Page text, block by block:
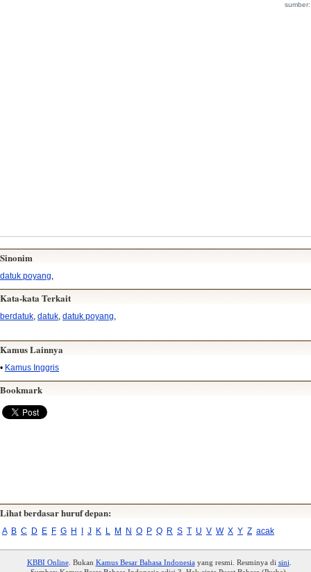
Sinonim
datuk poyang
Kata-kata Terkait
berdatuk, datuk, datuk poyang,
Kamus Lainnya
• Kamus Inggris
Bookmark
Lihat berdasar huruf depan:
A B C D E F G H I J K L M N O P Q R S T U V W X Y Z acak
KBBI Online. Bukan Kamus Besar Bahasa Indonesiayang resmi. Resminya di sini